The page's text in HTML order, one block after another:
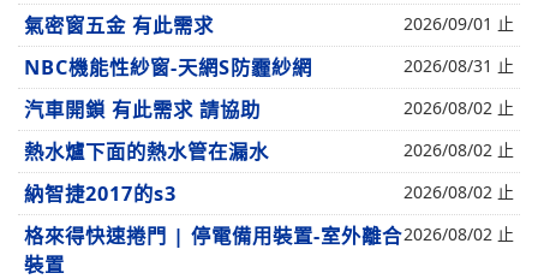
氣密窗五金 有此需求 2026/09/01 止
NBC機能性紗窗-天網S防霾紗網 2026/08/31 止
汽車開鎖 有此需求 請協助 2026/08/02 止
熱水爐下面的熱水管在漏水 2026/08/02 止
納智捷2017的s3 2026/08/02 止
格來得快速捲門 | 停電備用裝置-室外離合
裝置
2026/08/02 止